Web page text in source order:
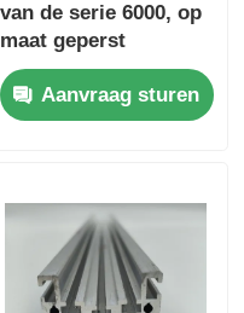
van de serie 6000, op
maat geperst
Aanvraag sturen